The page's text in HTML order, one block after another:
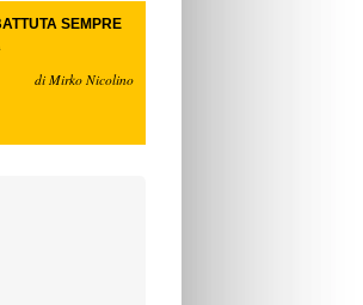
SEMPRE
di Mirko Nicolino